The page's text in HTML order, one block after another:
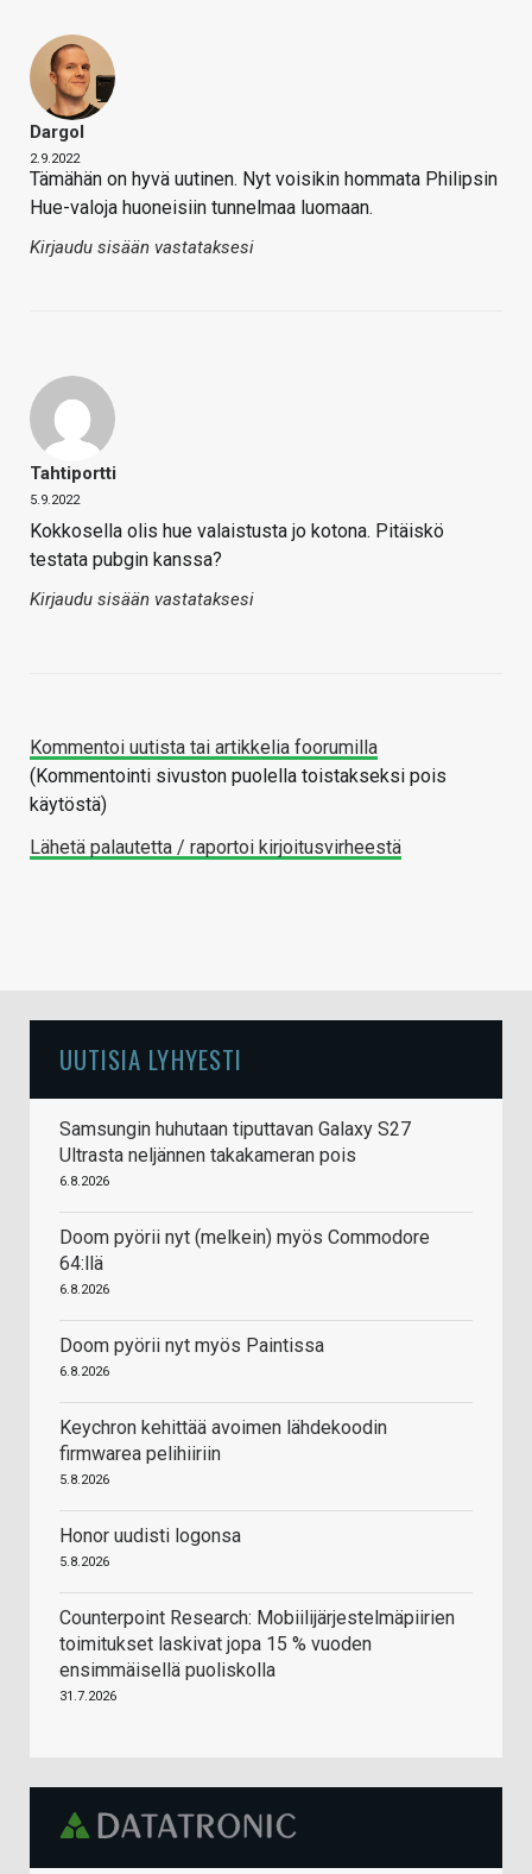
Dargol
2.9.2022
Tämähän on hyvä uutinen. Nyt voisikin hommata Philipsin
Hue-valoja huoneisiin tunnelmaa luomaan.
Kirjaudu sisään vastataksesi
Tahtiportti
5.9.2022
Kokkosella olis hue valaistusta jo kotona. Pitäiskö
testata pubgin kanssa?
Kirjaudu sisään vastataksesi
Kommentoi uutista tai artikkelia foorumilla
(Kommentointi sivuston puolella toistakseksi pois
käytöstä)
Lähetä palautetta / raportoi kirjoitusvirheestä
UUTISIA LYHYESTI
Samsungin huhutaan tiputtavan Galaxy S27
Ultrasta neljännen takakameran pois
6.8.2026
Doom pyörii nyt (melkein) myös Commodore
64:llä
6.8.2026
Doom pyörii nyt myös Paintissa
6.8.2026
Keychron kehittää avoimen lähdekoodin
firmwarea pelihiiriin
5.8.2026
Honor uudisti logonsa
5.8.2026
Counterpoint Research: Mobiilijärjestelmäpiirien
toimitukset laskivat jopa 15 % vuoden
ensimmäisellä puoliskolla
31.7.2026